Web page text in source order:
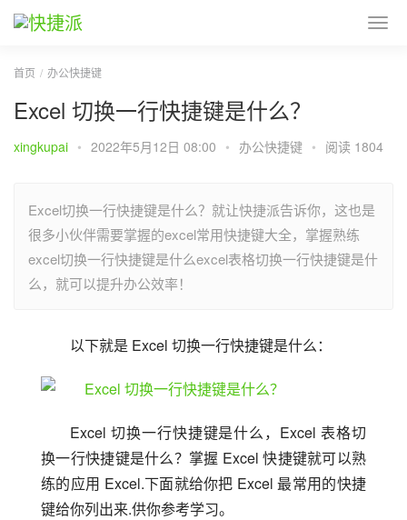
首页 办公快捷键
Excel 切换一行快捷键是什么？
xingkupai • 2022年5月12日 08:00 • 办公快捷键 • 阅读 1804
Excel切换一行快捷键是什么？就让快捷派告诉你，这也是
很多小伙伴需要掌握的excel常用快捷键大全，掌握熟练
excel切换一行快捷键是什么excel表格切换一行快捷键是什
么，就可以提升办公效率！
以下就是 Excel 切换一行快捷键是什么：
Excel 切换一行快捷键是什么，Excel 表格切
换一行快捷键是什么？掌握 Excel 快捷键就可以熟
练的应用 Excel.下面就给你把 Excel 最常用的快捷
键给你列出来.供你参考学习。